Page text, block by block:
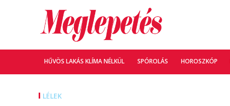
HŰVÖS LAKÁS KLÍMA NÉLKÜL SPÓROLÁS HOROSZKÓP
LÉLEK